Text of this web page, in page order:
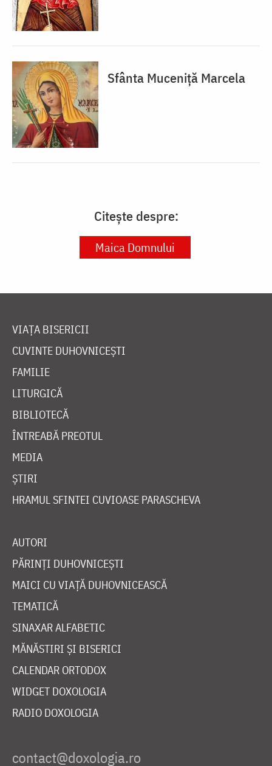
Sfânta Muceniță Marcela
Citește despre:
Maica Domnului
VIAȚA BISERICII
CUVINTE DUHOVNICEȘTI
FAMILIE
LITURGICĂ
BIBLIOTECĂ
ÎNTREABĂ PREOTUL
MEDIA
ȘTIRI
HRAMUL SFINTEI CUVIOASE PARASCHEVA
AUTORI
PĂRINȚI DUHOVNICEȘTI
MAICI CU VIAȚĂ DUHOVNICEASCĂ
TEMATICĂ
SINAXAR ALFABETIC
MĂNĂSTIRI ȘI BISERICI
CALENDAR ORTODOX
WIDGET DOXOLOGIA
RADIO DOXOLOGIA